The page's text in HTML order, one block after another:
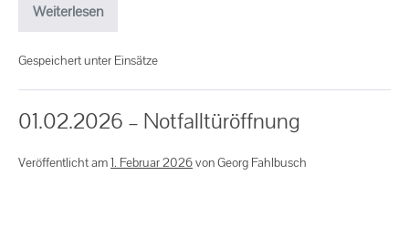
Weiterlesen
Gespeichert unter Einsätze
01.02.2026 – Notfalltüröffnung
Veröffentlicht am1. Februar 2026vonGeorg Fahlbusch